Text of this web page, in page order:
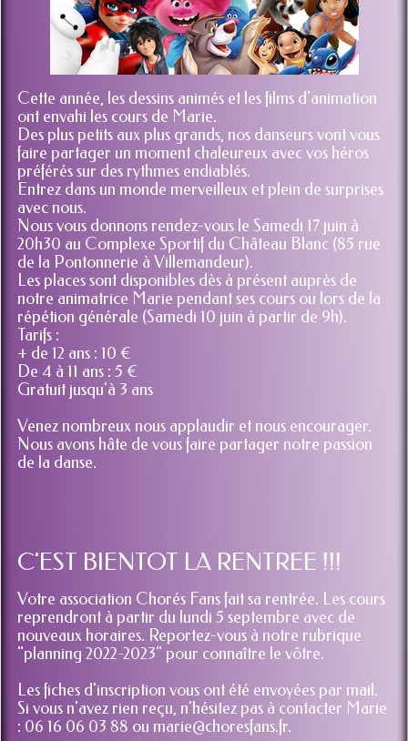
Cette année, les dessins animés et les films d'animation
ont envahi les cours de Marie.
Des plus petits aux plus grands, nos danseurs vont vous
faire partager un moment chaleureux avec vos héros
préférés sur des rythmes endiablés.
Entrez dans un monde merveilleux et plein de surprises
avec nous.
Nous vous donnons rendez-vous le Samedi 17 juin à
20h30 au Complexe Sportif du Château Blanc (85 rue
de la Pontonnerie à Villemandeur).
Les places sont disponibles dès à présent auprès de
notre animatrice Marie pendant ses cours ou lors de la
répétion générale (Samedi 10 juin à partir de 9h).
Tarifs :
+ de 12 ans : 10 €
De 4 à 11 ans : 5 €
Gratuit jusqu'à 3 ans
Venez nombreux nous applaudir et nous encourager.
Nous avons hâte de vous faire partager notre passion
de la danse.
C'EST BIENTOT LA RENTREE !!!
Votre association Chorés Fans fait sa rentrée. Les cours
reprendront à partir du lundi 5 septembre avec de
nouveaux horaires. Reportez-vous à notre rubrique
"planning 2022-2023" pour connaître le vôtre.
Les fiches d'inscription vous ont été envoyées par mail.
Si vous n'avez rien reçu, n'hésitez pas à contacter Marie
: 06 16 06 03 88 ou marie@choresfans.fr.